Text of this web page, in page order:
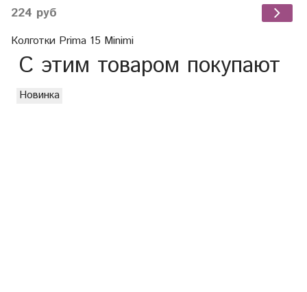
224 руб
Колготки Prima 15 Minimi
С этим товаром покупают
Новинка